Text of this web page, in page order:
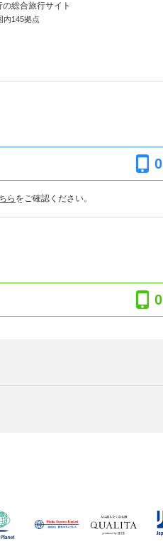
総合旅行サイト
内145拠点
ら をご確認ください。